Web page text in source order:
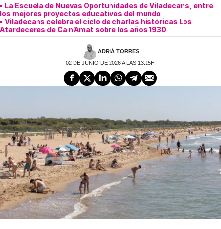
La Escuela de Nuevas Oportunidades de Viladecans, entre
los mejores proyectos educativos del mundo
Viladecans celebra el ciclo de charlas históricas Los
Atardeceres de Ca n’Amat sobre los años 1930
ADRIÀ TORRES
02 DE JUNIO DE 2026 A LAS 13:15H